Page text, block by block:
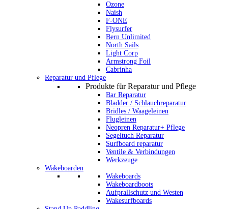
Ozone
Naish
F-ONE
Flysurfer
Bern Unlimited
North Sails
Light Corp
Armstrong Foil
Cabrinha
Reparatur und Pflege
Produkte für Reparatur und Pflege
Bar Reparatur
Bladder / Schlauchreparatur
Bridles / Waageleinen
Flugleinen
Neopren Reparatur+ Pflege
Segeltuch Reparatur
Surfboard reparatur
Ventile & Verbindungen
Werkzeuge
Wakeboarden
Wakeboards
Wakeboardboots
Aufprallschutz und Westen
Wakesurfboards